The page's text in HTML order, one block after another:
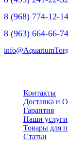
8 (968) 774-12-14
8 (963) 664-66-74
Контакты
Доставка и
Гарантия
Наши услуги
Товары для
Статьи